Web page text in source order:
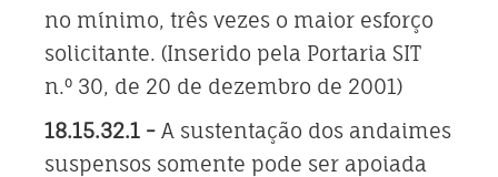
no mínimo, três vezes o maior esforço
solicitante. (Inserido pela Portaria SIT
n.º 30, de 20 de dezembro de 2001)
18.15.32.1 - A sustentação dos andaimes
suspensos somente pode ser apoiada